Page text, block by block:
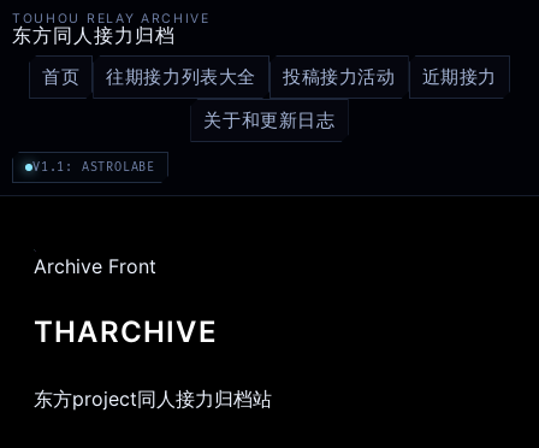
TOUHOU RELAY ARCHIVE
东方同人接力归档
首页 往期接力列表大全 投稿接力活动
近期接力
关于和更新日志
V1.1: ASTROLABE
Archive Front
THARCHIVE
东方project同人接力归档站